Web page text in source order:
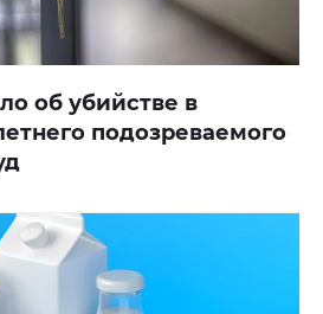
об убийстве в
подозреваемого